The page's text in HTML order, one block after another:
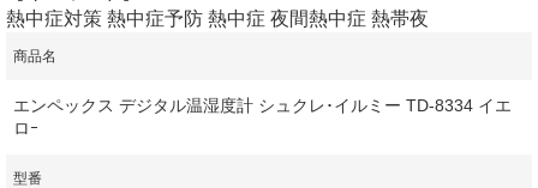
熱中症対策 熱中症予防 熱中症 夜間熱中症 熱帯夜
商品名
エンペックス デジタル温湿度計 シュクレ･イルミー TD-8334 イエ
ロｰ
型番